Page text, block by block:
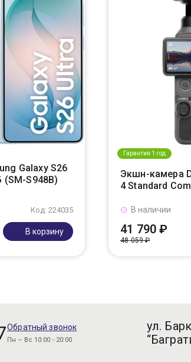
Galaxy S26
(SM-S948B)
Код: 224035
В корзину
Гарантия 1 год
Экшн-камера
4 Standard
В наличии
41 790 ₽
48 059 ₽
Обратный звонок
Пн – Вс 10:00 - 20:00
ул.